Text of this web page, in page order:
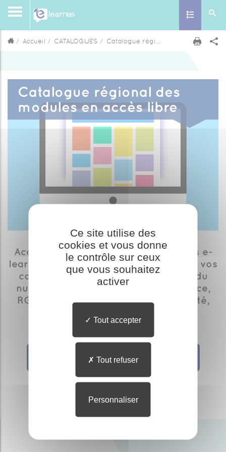
Toggle
Accueil CATALOGUES Catalogue régional des modules en accès libre
Catalogue régional des
modules en accès libre
Accédez à l’ensemble des formations e-
learning disponibles pour développer vos
connaissances sur les thématiques du
numérique en santé : Identitovigilance,
RGPD, Messagerie Sécurisée de Santé,
Données de santé Via Trajectoire
ROR Normandie
Ce site utilise des
cookies et vous donne
le contrôle sur ceux
que vous souhaitez
activer
Tout accepter
Tout refuser
Personnaliser